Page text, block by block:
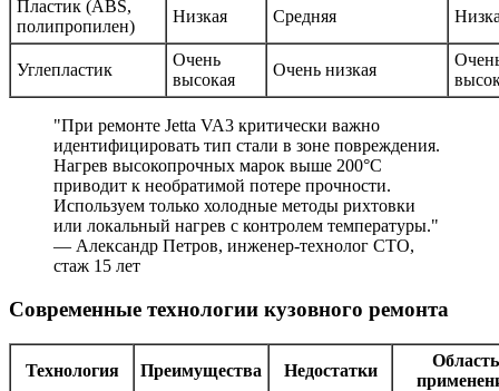
Пластик (ABS,
полипропилен)
Низкая Средняя
Углепластик
Очень
высокая
Очень низкая
"При ремонте Jetta VA3 критически важно
идентифицировать тип стали в зоне повреждения.
Нагрев высокопрочных марок выше 200°C
приводит к необратимой потере прочности.
Используем только холодные методы рихтовки
или локальный нагрев с контролем температуры."
— Александр Петров, инженер-технолог СТО,
стаж 15 лет
Современные технологии кузовного ремонта
Технология Преимущества Недостатки
Область